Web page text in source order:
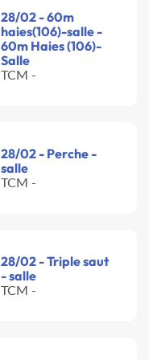
28/02 - 60m
haies(106)-salle -
60m Haies (106)-
Salle
TCM -
28/02 - Perche -
salle
TCM -
28/02 - Triple saut
- salle
TCM -